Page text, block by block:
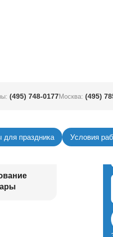
(495) 748-0177Москва: (495)
для праздника Условия